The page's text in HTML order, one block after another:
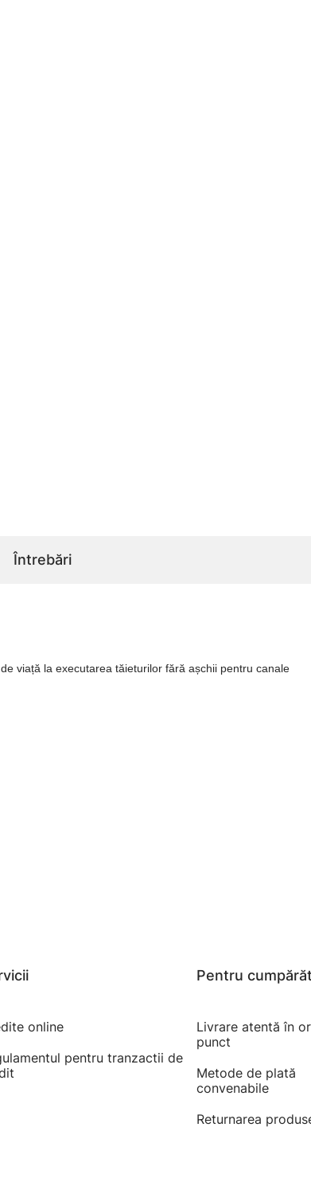
Întrebări
viață la executarea tăieturilor fără așchii pentru canale
online
pentru tranzactii de
Pentru
Livrare atentă în
punct
Metode de plată
convenabile
Returnarea